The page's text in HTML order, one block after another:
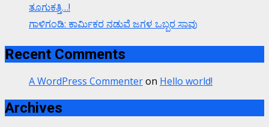
ತೂಗುಕತ್ತಿ…!
ಗಾಳಿಗಂಡಿ: ಕಾರ್ಮಿಕರ ನಡುವೆ ಜಗಳ ಒಬ್ಬರ ಸಾವು
Recent Comments
A WordPress Commenteron Hello world!
Archives